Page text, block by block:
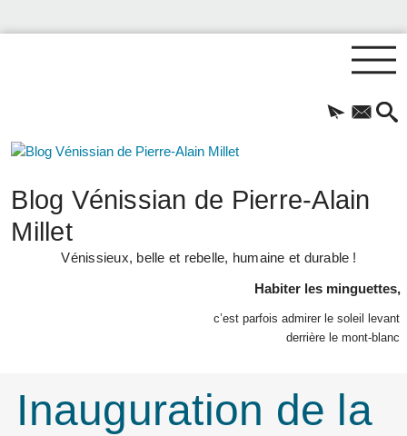
Blog Vénissian de Pierre-Alain
Millet
Vénissieux, belle et rebelle, humaine et durable !
Habiter les minguettes,
c’est parfois admirer le soleil levant
derrière le mont-blanc
Inauguration de la